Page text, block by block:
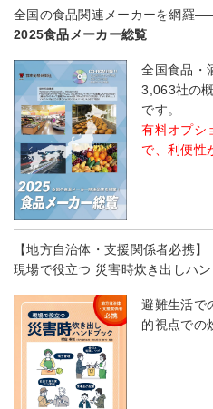
全国の食品関連メーカーを網羅
2025食品メーカー総覧
全国食品・
3,063社の
です。
有料オプシ
で、利便性
【地方自治体・支援関係者必携】
現場で役立つ 災害時炊き出しハン
避難生活で
的視点での